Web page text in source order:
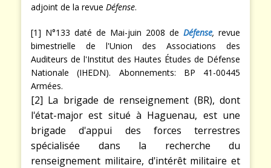
adjoint de la revue Défense.
[1] N°133 daté de Mai-juin 2008 de Défense, revue
bimestrielle de l'Union des Associations des
Auditeurs de l'Institut des Hautes Études de Défense
Nationale (IHEDN). Abonnements: BP 41-00445
Armées.
[2] La brigade de renseignement (BR), dont
l'état-major est situé à Haguenau, est une
brigade d'appui des forces terrestres
spécialisée dans la recherche du
renseignement militaire, d'intérêt militaire et